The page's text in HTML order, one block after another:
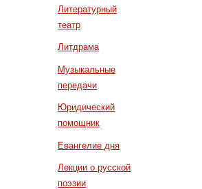
Литературный
театр
Литдрама
Музыкальные
передачи
Юридический
помощник
Евангелие дня
Лекции о русской
поэзии